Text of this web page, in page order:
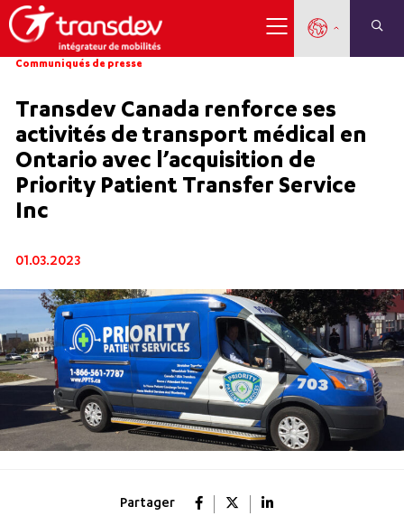
Communiqués de presse
Transdev Canada renforce ses
activités de transport médical en
Ontario avec l’acquisition de
Priority Patient Transfer Service
Inc
01.03.2023
Partager